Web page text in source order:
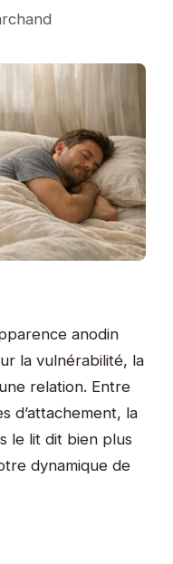
anodin
la vulnérabilité, la
relation. Entre
d’attachement, la
le lit dit bien plus
dynamique de